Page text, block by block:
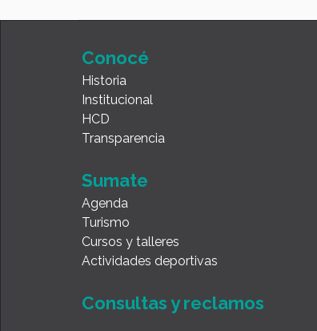
Conocé
Historia
Institucional
HCD
Transparencia
Sumate
Agenda
Turismo
Cursos y talleres
Actividades deportivas
Consultas y reclamos